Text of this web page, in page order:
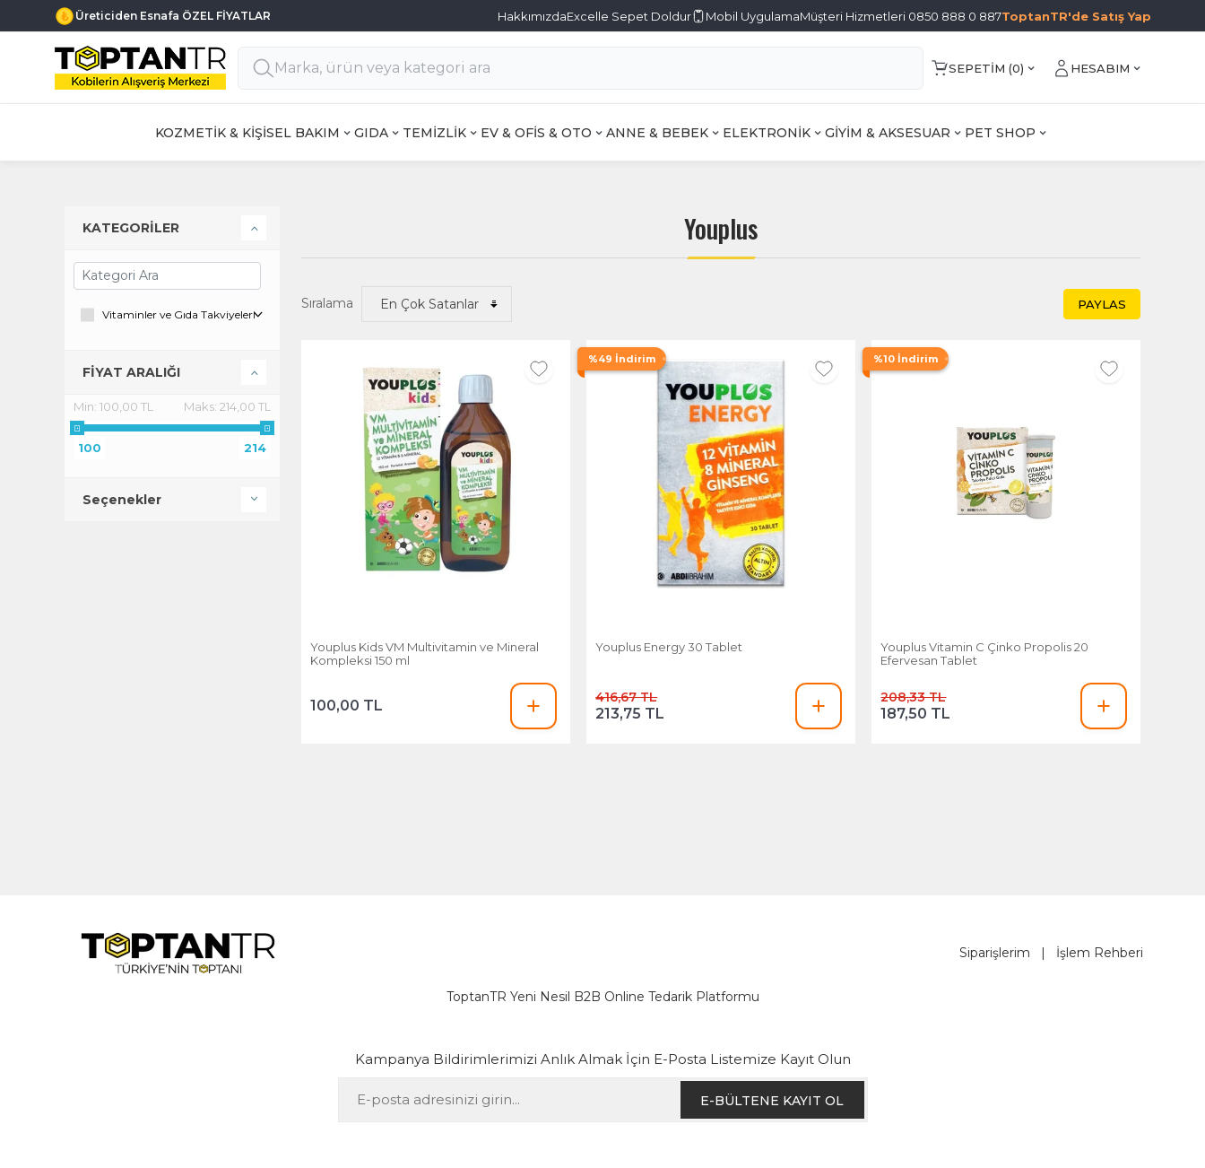
Üreticiden Esnafa ÖZEL FİYATLAR HakkımızdaExcelle Sepet Doldur Mobil UygulamaMüşteri Hizmetleri 0850 888 0 887ToptanTR'de Satış Yap
SEPETIM (0) HESABIM
KOZMETİK & KİŞİSEL BAKIM GIDA TEMİZLİK EV & OFİS & OTO ANNE & BEBEK ELEKTRONİK GİYİM & AKSESUAR PET SHOP
Youplus
Sıralama PAYLAS
Youplus Kids VM Multivitamin ve Mineral
Kompleksi 150 ml
100,00 TL
%49 İndirim
Youplus Energy 30 Tablet
416,67 TL
213,75 TL
%10 İndirim
Youplus Vitamin C Çinko Propolis 20
Efervesan Tablet
208,33 TL
187,50 TL
KATEGORİLER
Vitaminler ve Gıda Takviyeleri
FİYAT ARALIĞI
Min: 100,00 TL Maks: 214,00 TL
100 214
Seçenekler
Siparişlerim | İşlem Rehberi
ToptanTR Yeni Nesil B2B Online Tedarik Platformu
Kampanya Bildirimlerimizi Anlık Almak İçin E-Posta Listemize Kayıt Olun
E-BÜLTENE KAYIT OL